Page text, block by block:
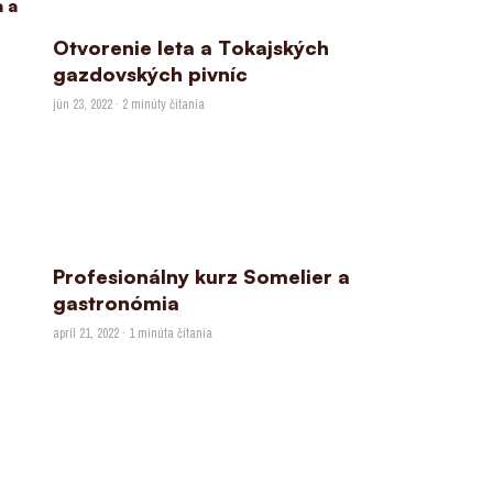
Otvorenie leta a Tokajských
gazdovských pivníc
jún 23, 2022 · 2 minúty čítania
Profesionálny kurz Somelier a
gastronómia
apríl 21, 2022 · 1 minúta čítania